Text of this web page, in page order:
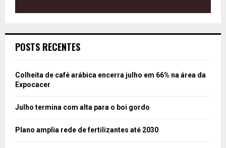
POSTS RECENTES
Colheita de café arábica encerra julho em 66% na área da
Expocacer
Julho termina com alta para o boi gordo
Plano amplia rede de fertilizantes até 2030